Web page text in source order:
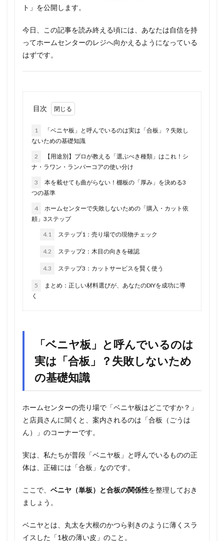
ト」を公開します。
今日、この記事を読み終える頃には、あなたは自信を持
ってホームセンターのレジへ向かえるようになっている
はずです。
目次
1
「ベニヤ板」と呼んでいるのは実は「合板」？失敗し
ないための基礎知識
2
【用途別】プロが教える「選ぶべき種類」はこれ！シ
ナ・ラワン・ランバーコアの使い分け
3
本を載せても曲がらない！棚板の「厚み」を決める3
つの基準
4
ホームセンターで失敗しないための「購入・カット依
頼」3ステップ
4.1 ステップ1：売り場での現物チェック
4.2 ステップ2：木目の向きを確認
4.3 ステップ3：カットサービスを賢く使う
5
まとめ：正しい材料選びが、あなたのDIYを成功に導
く
「ベニヤ板」と呼んでいるのは
実は「合板」？失敗しないため
の基礎知識
ホームセンターの売り場で「ベニヤ板はどこですか？」
と店員さんに聞くと、案内されるのは「合板（ごうは
ん）」のコーナーです。
実は、私たちが普段「ベニヤ板」と呼んでいるものの正
体は、正確には「合板」なのです。
ここで、 ベニヤ（単板）と合板の関係性を整理しておき
ましょう。
ベニヤとは、丸太を大根のかつら剥きのように薄くスラ
イスした「1枚の薄い皮」のこと。